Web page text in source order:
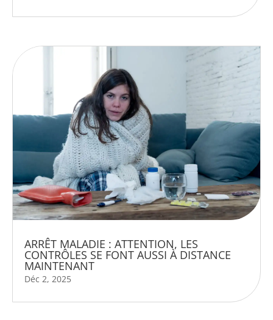
ARRÊT MALADIE : ATTENTION, LES
CONTRÔLES SE FONT AUSSI À DISTANCE
MAINTENANT
Déc 2, 2025